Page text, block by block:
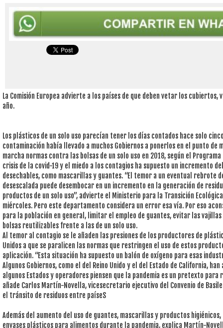
La Comisión Europea advierte a los países de que deben vetar los cubiertos,
año.
Los plásticos de un solo uso parecían tener los días contados hace solo
contaminación había llevado a muchos Gobiernos a ponerlos en el punto de
marcha normas contra las bolsas de un solo uso en 2018, según el Programa
crisis de la covid-19 y el miedo a los contagios ha supuesto un incremento
desechables, como mascarillas y guantes. “El temor a un eventual rebrote
desescalada puede desembocar en un incremento en la generación de
productos de un solo uso”, advierte el Ministerio para la Transición
miércoles. Pero este departamento considera un error esa vía. Por eso
para la población en general, limitar el empleo de guantes, evitar las
bolsas reutilizables frente a las de un solo uso.
Al temor al contagio se le añaden las presiones de los productores de
Unidos a que se paralicen las normas que restringen el uso de estos
aplicación. “Esta situación ha supuesto un balón de oxígeno para esas
Algunos Gobiernos, como el del Reino Unido y el del Estado de California,
algunos Estados y operadores piensen que la pandemia es un pretexto
añade Carlos Martín-Novella, vicesecretario ejecutivo del Convenio de
el tránsito de residuos entre paíseS
Además del aumento del uso de guantes, mascarillas y productos
envases plásticos para alimentos durante la pandemia, explica Martín-